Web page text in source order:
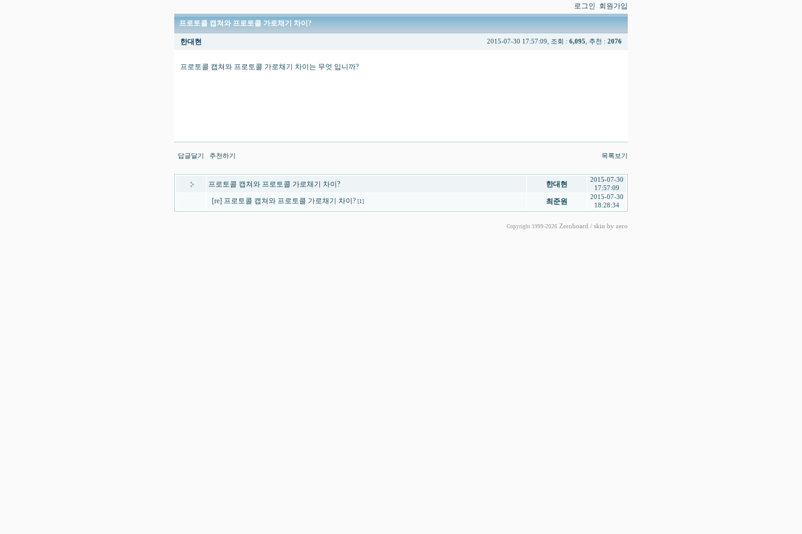
로그인 회원가입
프로토콜 캡쳐와 프로토콜 가로채기 차이?
한대현 2015-07-30 17:57:09, 조회 : 6,095 , 추천 : 2076
프로토콜 캡쳐와 프로토콜 가로채기 차이는 무엇 입니까?
답글달기 추천하기 목록보기
프로토콜 캡쳐와 프로토콜 가로채기 차이? 한대현
2015-07-30
17:57:09
[re] 프로토콜 캡쳐와 프로토콜 가로채기 차이? [1] 최준원
2015-07-30
18:28:34
Copyright 1999-2026 Zeroboard / skin by zero